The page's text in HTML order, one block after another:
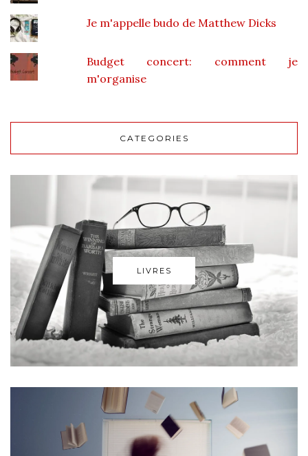
Je m'appelle budo de Matthew Dicks
Budget concert: comment je
m'organise
CATEGORIES
LIVRES